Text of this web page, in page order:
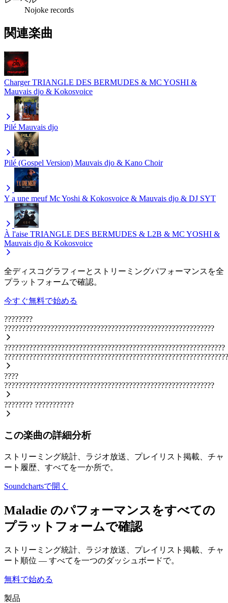
Nojoke records
関連楽曲
Charger TRIANGLE DES BERMUDES & MC YOSHI &
Mauvais djo & Kokosvoice
Pilé Mauvais djo
Pilé (Gospel Version) Mauvais djo & Kano Choir
Y a une meuf Mc Yoshi & Kokosvoice & Mauvais djo & DJ SYT
À l'aise TRIANGLE DES BERMUDES & L2B & MC YOSHI &
Mauvais djo & Kokosvoice
全ディスコグラフィーとストリーミングパフォーマンスを全
プラットフォームで確認。
今すぐ無料で始める
????????
???????????????????????????????????????????????????????????
??????????????????????????????????????????????????????????????
????
???????????????????????????????????????????????????????????
???????? ???????????
この楽曲の詳細分析
ストリーミング統計、ラジオ放送、プレイリスト掲載、チャ
ート履歴、すべてを一か所で。
Soundchartsで開く
Maladie のパフォーマンスをすべての
プラットフォームで確認
ストリーミング統計、ラジオ放送、プレイリスト掲載、チャ
ート順位 — すべてを一つのダッシュボードで。
無料で始める
製品